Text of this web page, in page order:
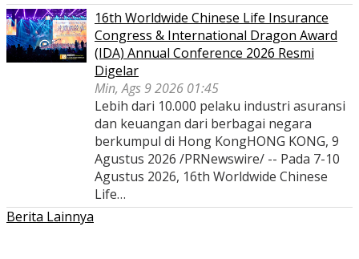
16th Worldwide Chinese Life Insurance
Congress & International Dragon Award
(IDA) Annual Conference 2026 Resmi
Digelar
Min, Ags 9 2026 01:45
Lebih dari 10.000 pelaku industri asuransi
dan keuangan dari berbagai negara
berkumpul di Hong KongHONG KONG, 9
Agustus 2026 /PRNewswire/ -- Pada 7-10
Agustus 2026, 16th Worldwide Chinese
Life…
Berita Lainnya